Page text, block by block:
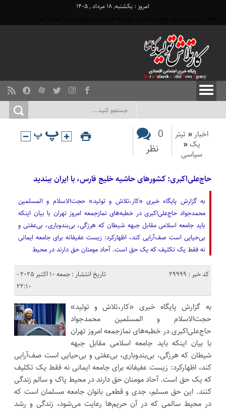
امروز : یکشنبه, ۱۸ مرداد , ۱۴۰۵
اخبار « تیتر
یک«
سیاسی
0
نظر
حاج‌علی‌اکبری: کشورهای حاشیه خلیج فارس، با ایران ببندید
به گزارش پایگاه خبری «کار،تلاش و تولید» حجت‌الاسلام و المسلمین
محمدجواد حاج‌علی‌اکبری در خطبه‌های نمازجمعه امروز تهران با بیان اینکه
باید جامعه اسلامی مقابل جبهه شیطان که هرزگی، بی‌بندوباری، بی‌عفتی و
بی‌حیایی است صف‌آرایی کند، اظهارکرد: زیست عفیفانه برای جامعه ایمانی
نه فقط یک تکلیف که یک حق است. آحاد مومنان حق دارند در محیط
کد خبر : 29999
تاریخ انتشار : جمعه 10 اکتبر 2025 -
22:10
به گزارش پایگاه خبری «کار،تلاش و تولید»
حجت‌الاسلام و المسلمین محمدجواد
حاج‌علی‌اکبری در خطبه‌های نمازجمعه امروز تهران
با بیان اینکه باید جامعه اسلامی مقابل جبهه
شیطان که هرزگی، بی‌بندوباری، بی‌عفتی و بی‌حیایی است صف‌آرایی
کند، اظهارکرد: زیست عفیفانه برای جامعه ایمانی نه فقط یک تکلیف
که یک حق است. آحاد مومنان حق دارند در محیط پاک و سالم زندگی
کنند. این حق مسلم، جدی و قطعی بانوان جامعه مسلمان است که
در محیط سالمی که در آن حریم‌ها رعایت می‌شود، زندگی و رشد